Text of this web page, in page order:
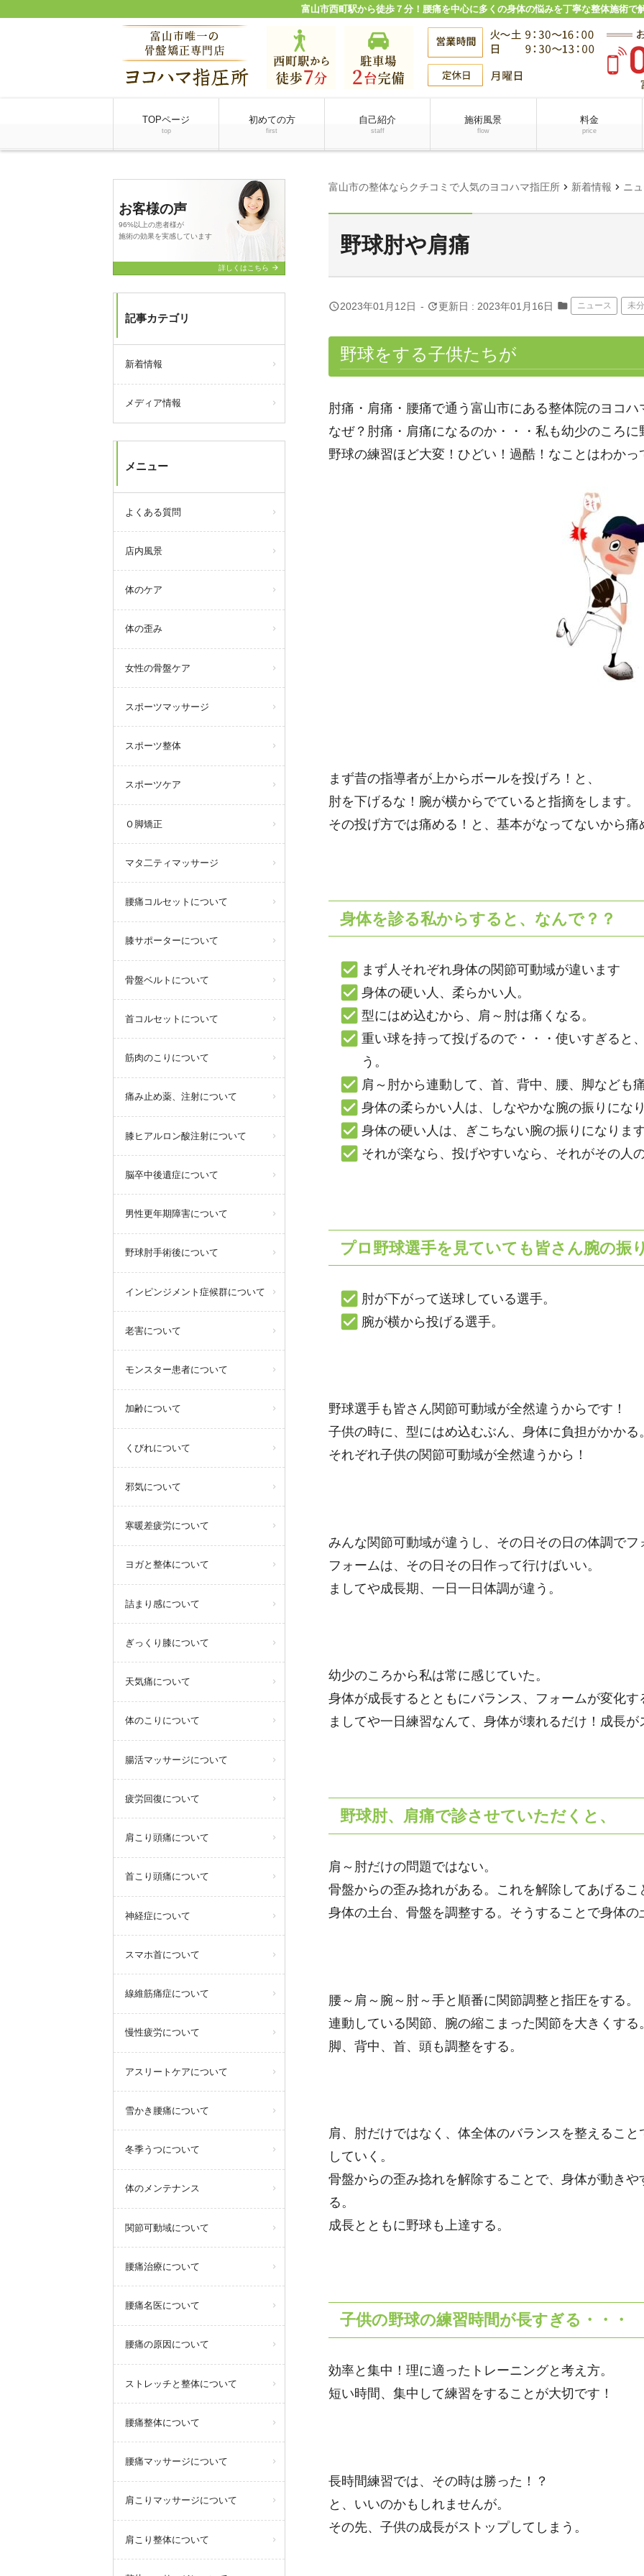
富山市西町駅から徒歩７分！腰痛を中心に多くの身体の悩みを丁寧な整体施術で解
TOPページ
top
初めての方
first
自己紹介
staff
施術風景
flow
料金
price
富山市の整体ならクチコミで人気のヨコハマ指圧所 chevron_right 新着情報 chevron_right ニ
野球肘や肩痛
query_builder2023年01月12日 - update更新日 : 2023年01月16日 folder ニュース 未
野球をする子供たちが
肘痛・肩痛・腰痛で通う富山市にある整体院のヨコハ
なぜ？肘痛・肩痛になるのか・・・私も幼少のころに
野球の練習ほど大変！ひどい！過酷！なことはわかっ
まず昔の指導者が上からボールを投げろ！と、
肘を下げるな！腕が横からでていると指摘をします。
その投げ方では痛める！と、基本がなってないから痛
身体を診る私からすると、なんで？？
まず人それぞれ身体の関節可動域が違います
身体の硬い人、柔らかい人。
型にはめ込むから、肩～肘は痛くなる。
重い球を持って投げるので・・・使いすぎると
う。
肩～肘から連動して、首、背中、腰、脚なども痛
身体の柔らかい人は、しなやかな腕の振りになり
身体の硬い人は、ぎこちない腕の振りになります
それが楽なら、投げやすいなら、それがその人
プロ野球選手を見ていても皆さん腕の振
肘が下がって送球している選手。
腕が横から投げる選手。
野球選手も皆さん関節可動域が全然違うからです！
子供の時に、型にはめ込むぶん、身体に負担がかかる。
それぞれ子供の関節可動域が全然違うから！
みんな関節可動域が違うし、その日その日の体調でフ
フォームは、その日その日作って行けばいい。
ましてや成長期、一日一日体調が違う。
幼少のころから私は常に感じていた。
身体が成長するとともにバランス、フォームが変化す
ましてや一日練習なんて、身体が壊れるだけ！成長が
野球肘、肩痛で診させていただくと、
肩～肘だけの問題ではない。
骨盤からの歪み捻れがある。これを解除してあげるこ
身体の土台、骨盤を調整する。そうすることで身体の
腰～肩～腕～肘～手と順番に関節調整と指圧をする。
連動している関節、腕の縮こまった関節を大きくする。
脚、背中、首、頭も調整をする。
肩、肘だけではなく、体全体のバランスを整えるこ
していく。
骨盤からの歪み捻れを解除することで、身体が動き
る。
成長とともに野球も上達する。
子供の野球の練習時間が長すぎる・・・
効率と集中！理に適ったトレーニングと考え方。
短い時間、集中して練習をすることが大切です！
長時間練習では、その時は勝った！？
と、いいのかもしれませんが。
その先、子供の成長がストップしてしまう。
お客様の声
96%以上の患者様が
施術の効果を実感しています
詳しくはこちら arrow_forward
記事カテゴリ
新着情報
メディア情報
メニュー
よくある質問
店内風景
体のケア
体の歪み
女性の骨盤ケア
スポーツマッサージ
スポーツ整体
スポーツケア
Ｏ脚矯正
マタ二ティマッサージ
腰痛コルセットについて
膝サポーターについて
骨盤ベルトについて
首コルセットについて
筋肉のこりについて
痛み止め薬、注射について
膝ヒアルロン酸注射について
脳卒中後遺症について
男性更年期障害について
野球肘手術後について
インピンジメント症候群について
老害について
モンスター患者について
加齢について
くびれについて
邪気について
寒暖差疲労について
ヨガと整体について
詰まり感について
ぎっくり膝について
天気痛について
体のこりについて
腸活マッサージについて
疲労回復について
肩こり頭痛について
首こり頭痛について
神経症について
スマホ首について
線維筋痛症について
慢性疲労について
アスリートケアについて
雪かき腰痛について
冬季うつについて
体のメンテナンス
関節可動域について
腰痛治療について
腰痛名医について
腰痛の原因について
ストレッチと整体について
腰痛整体について
腰痛マッサージについて
肩こりマッサージについて
肩こり整体について